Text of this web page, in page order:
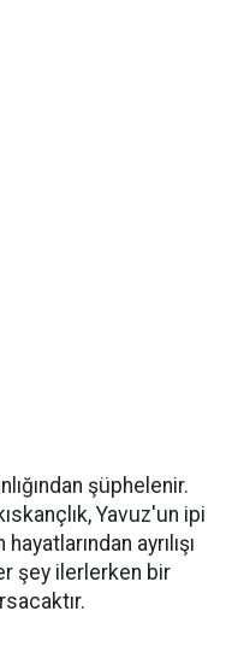
şüphelenir.
Yavuz'un ipi
ayrılışı
şey ilerlerken bir